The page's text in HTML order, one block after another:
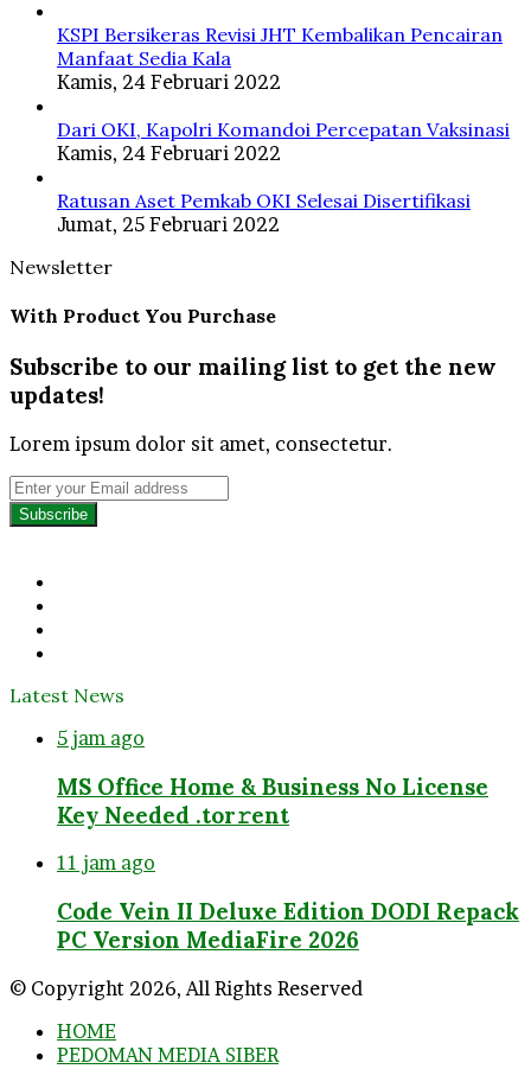
KSPI Bersikeras Revisi JHT Kembalikan Pencairan
Manfaat Sedia Kala
Kamis, 24 Februari 2022
Dari OKI, Kapolri Komandoi Percepatan Vaksinasi
Kamis, 24 Februari 2022
Ratusan Aset Pemkab OKI Selesai Disertifikasi
Jumat, 25 Februari 2022
Newsletter
With Product You Purchase
Subscribe to our mailing list to get the new
updates!
Lorem ipsum dolor sit amet, consectetur.
Enter
your
Email
Latest News
5 jam ago
MS Office Home & Business No License
Key Needed .tоr𝚛еnt
11 jam ago
Code Vein II Deluxe Edition DODI Repack
PC Version MediaFire 2026
© Copyright 2026, All Rights Reserved
HOME
PEDOMAN MEDIA SIBER